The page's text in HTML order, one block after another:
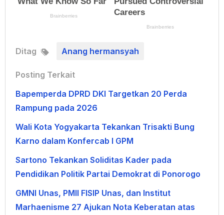
Ditag Anang hermansyah
Posting Terkait
Bapemperda DPRD DKI Targetkan 20 Perda
Rampung pada 2026
Wali Kota Yogyakarta Tekankan Trisakti Bung
Karno dalam Konfercab I GPM
Sartono Tekankan Soliditas Kader pada
Pendidikan Politik Partai Demokrat di Ponorogo
GMNI Unas, PMII FISIP Unas, dan Institut
Marhaenisme 27 Ajukan Nota Keberatan atas